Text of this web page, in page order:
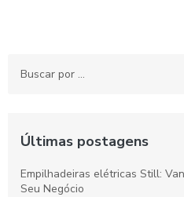
Últimas postagens
Empilhadeiras elétricas Still:
Seu Negócio